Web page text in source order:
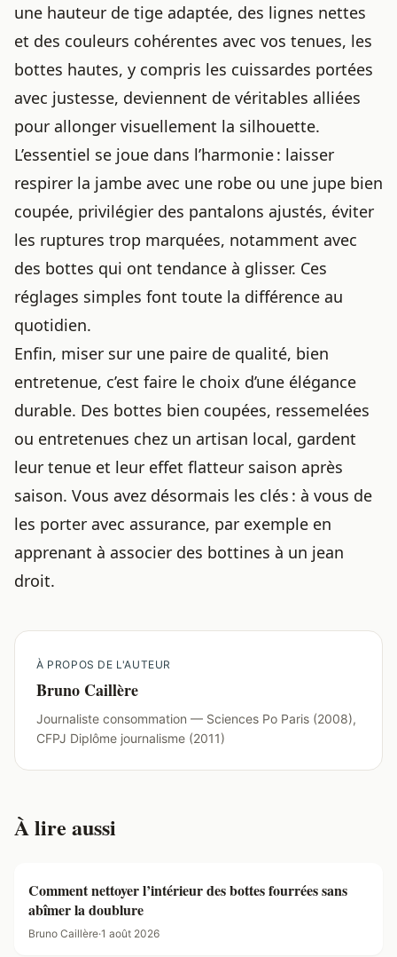
une hauteur de tige adaptée, des lignes nettes
et des couleurs cohérentes avec vos tenues, les
bottes hautes, y compris les cuissardes portées
avec justesse, deviennent de véritables alliées
pour allonger visuellement la silhouette.
L’essentiel se joue dans l’harmonie : laisser
respirer la jambe avec une robe ou une jupe bien
coupée, privilégier des pantalons ajustés, éviter
les ruptures trop marquées, notamment avec
des bottes qui ont tendance à glisser. Ces
réglages simples font toute la différence au
quotidien.
Enfin, miser sur une paire de qualité, bien
entretenue, c’est faire le choix d’une élégance
durable. Des bottes bien coupées, ressemelées
ou entretenues chez un artisan local, gardent
leur tenue et leur effet flatteur saison après
saison. Vous avez désormais les clés : à vous de
les porter avec assurance, par exemple en
apprenant à associer des bottines à un jean
droit.
À PROPOS DE L'AUTEUR
Bruno Caillère
Journaliste consommation — Sciences Po Paris (2008),
CFPJ Diplôme journalisme (2011)
À lire aussi
Comment nettoyer l’intérieur des bottes fourrées sans
abîmer la doublure
Bruno Caillère·1 août 2026